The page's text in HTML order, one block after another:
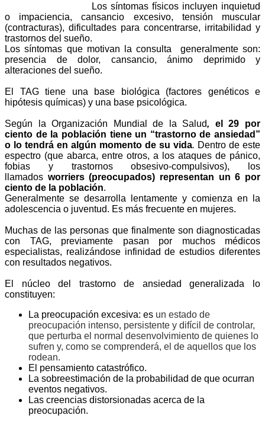
Los síntomas físicos incluyen inquietud
o impaciencia, cansancio excesivo, tensión muscular
(contracturas), dificultades para concentrarse, irritabilidad y
trastornos del sueño.
Los síntomas que motivan la consulta generalmente son:
presencia de dolor, cansancio, ánimo deprimido y
alteraciones del sueño.
El TAG tiene una base biológica (factores genéticos e
hipótesis químicas) y una base psicológica.
Según la Organización Mundial de la Salud, el 29 por
ciento de la población tiene un “trastorno de ansiedad”
o lo tendrá en algún momento de su vida. Dentro de este
espectro (que abarca, entre otros, a los ataques de pánico,
fobias y trastornos obsesivo-compulsivos), los
llamados worriers (preocupados) representan un 6 por
ciento de la población.
Generalmente se desarrolla lentamente y comienza en la
adolescencia o juventud. Es más frecuente en mujeres.
Muchas de las personas que finalmente son diagnosticadas
con TAG, previamente pasan por muchos médicos
especialistas, realizándose infinidad de estudios diferentes
con resultados negativos.
El núcleo del trastorno de ansiedad generalizada lo
constituyen:
La preocupación excesiva: es un estado de
preocupación intenso, persistente y difícil de controlar,
que perturba el normal desenvolvimiento de quienes lo
sufren y, como se comprenderá, el de aquellos que los
rodean.
El pensamiento catastrófico.
La sobreestimación de la probabilidad de que ocurran
eventos negativos.
Las creencias distorsionadas acerca de la
preocupación.